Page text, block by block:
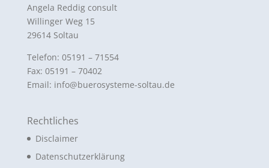
Angela Reddig consult
Willinger Weg 15
29614 Soltau
Telefon: 05191 – 71554
Fax: 05191 – 70402
Email: info@buerosysteme-soltau.de
Rechtliches
Disclaimer
Datenschutzerklärung